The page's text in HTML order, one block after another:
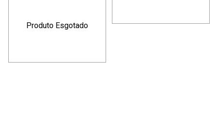
Produto Esgotado